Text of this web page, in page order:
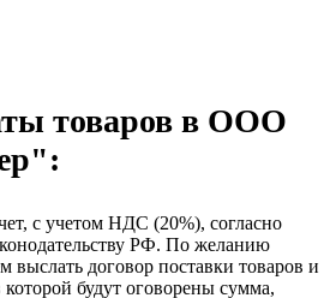
товаров в ООО
с учетом НДС (20%), согласно
РФ. По желанию
выслать договор поставки товаров и
будут оговорены сумма,